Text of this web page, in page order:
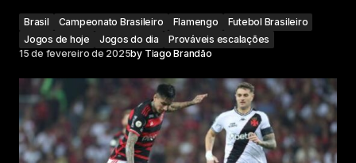
Brasil Campeonato Brasileiro Flamengo
Futebol Brasileiro
Jogos de hoje
Jogos do dia
Prováveis escalações
15 de fevereiro de 2025by Tiago Brandão